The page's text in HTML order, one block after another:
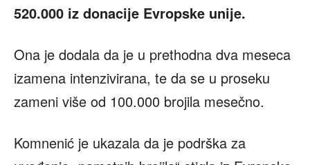
520.000 iz donacije Evropske unije.
Ona je dodala da je u prethodna dva meseca
izamena intenzivirana, te da se u proseku
zameni više od 100.000 brojila mesečno.
Komnenić je ukazala da je podrška za